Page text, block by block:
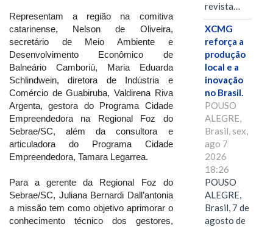
Representam a região na comitiva
catarinense, Nelson de Oliveira,
secretário de Meio Ambiente e
Desenvolvimento Econômico de
Balneário Camboriú, Maria Eduarda
Schlindwein, diretora de Indústria e
Comércio de Guabiruba, Valdirena Riva
Argenta, gestora do Programa Cidade
Empreendedora na Regional Foz do
Sebrae/SC, além da consultora e
articuladora do Programa Cidade
Empreendedora, Tamara Legarrea.
Para a gerente da Regional Foz do
Sebrae/SC, Juliana Bernardi Dall’antonia
a missão tem como objetivo aprimorar o
conhecimento técnico dos gestores,
revista…
XCMG
reforça a
produção
local e a
inovação
no Brasil.
POUSO
ALEGRE,
Brasil, sex,
ago 7
2026
18:26
POUSO
ALEGRE,
Brasil, 7 de
agosto de